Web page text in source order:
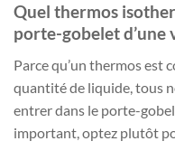
Quel thermos
porte-gobelet d’une
Parce qu’un thermos est
quantité de liquide, tous
entrer dans le porte-
important, optez plutôt